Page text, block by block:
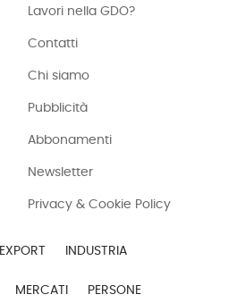
Lavori nella GDO?
Contatti
Chi siamo
Pubblicità
Abbonamenti
Newsletter
Privacy & Cookie Policy
EXPORT INDUSTRIA
MERCATI PERSONE